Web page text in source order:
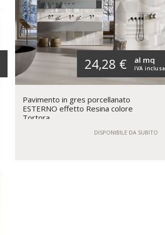
24,28 € IVA inclusa
al mq
Pavimento in gres porcellanato
ESTERNO effetto Resina colore
Tortora
DISPONIBILE DA SUBITO